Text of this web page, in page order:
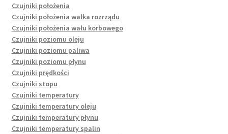
Czujniki położenia
Czujniki położenia wałka rozrządu
Czujniki położenia wału korbowego
Czujniki poziomu oleju
Czujniki poziomu paliwa
Czujniki poziomu płynu
Czujniki prędkości
Czujniki stopu
Czujniki temperatury
Czujniki temperatury oleju
Czujniki temperatury płynu
Czujniki temperatury spalin